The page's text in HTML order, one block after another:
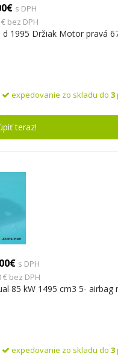
s DPH
€ bez DPH
1995 Držiak Motor pravá
expedovanie zo skladu do 3
teraz!
s DPH
€ bez DPH
85 kW 1495 cm3 5-
expedovanie zo skladu do 3